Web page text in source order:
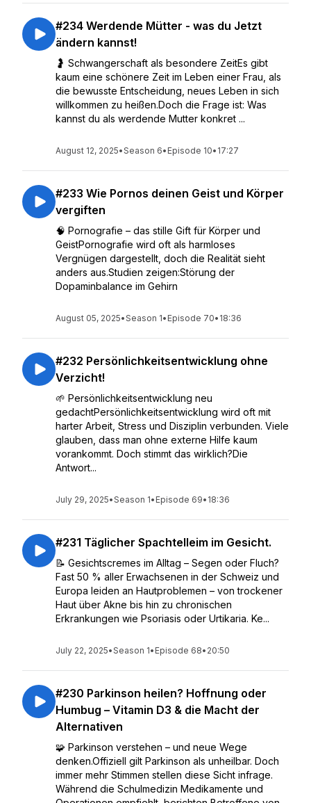
#234 Werdende Mütter - was du Jetzt
ändern kannst!
🤰 Schwangerschaft als besondere ZeitEs gibt
kaum eine schönere Zeit im Leben einer Frau, als
die bewusste Entscheidung, neues Leben in sich
willkommen zu heißen.Doch die Frage ist: Was
kannst du als werdende Mutter konkret ...
August 12, 2025•Season 6• Episode 10• 17:27
#233 Wie Pornos deinen Geist und Körper
vergiften
🧠 Pornografie – das stille Gift für Körper und
GeistPornografie wird oft als harmloses
Vergnügen dargestellt, doch die Realität sieht
anders aus.Studien zeigen:Störung der
Dopaminbalance im Gehirn
August 05, 2025•Season 1• Episode 70• 18:36
#232 Persönlichkeitsentwicklung ohne
Verzicht!
🌱 Persönlichkeitsentwicklung neu
gedachtPersönlichkeitsentwicklung wird oft mit
harter Arbeit, Stress und Disziplin verbunden. Viele
glauben, dass man ohne externe Hilfe kaum
vorankommt. Doch stimmt das wirklich?Die
Antwort...
July 29, 2025•Season 1• Episode 69• 18:36
#231 Täglicher Spachtelleim im Gesicht.
📝 Gesichtscremes im Alltag – Segen oder Fluch?
Fast 50 % aller Erwachsenen in der Schweiz und
Europa leiden an Hautproblemen – von trockener
Haut über Akne bis hin zu chronischen
Erkrankungen wie Psoriasis oder Urtikaria. Ke...
July 22, 2025•Season 1• Episode 68• 20:50
#230 Parkinson heilen? Hoffnung oder
Humbug – Vitamin D3 & die Macht der
Alternativen
🧩 Parkinson verstehen – und neue Wege
denken.Offiziell gilt Parkinson als unheilbar. Doch
immer mehr Stimmen stellen diese Sicht infrage.
Während die Schulmedizin Medikamente und